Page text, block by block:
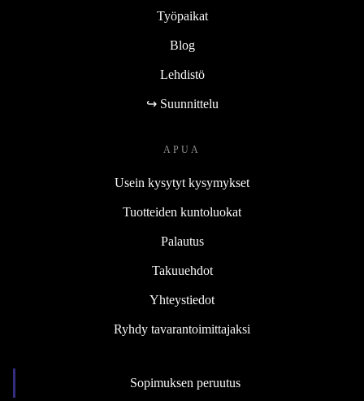
Työpaikat
Blog
Lehdistö
↪ Suunnittelu
APUA
Usein kysytyt kysymykset
Tuotteiden kuntoluokat
Palautus
Takuuehdot
Yhteystiedot
Ryhdy tavarantoimittajaksi
Sopimuksen peruutus